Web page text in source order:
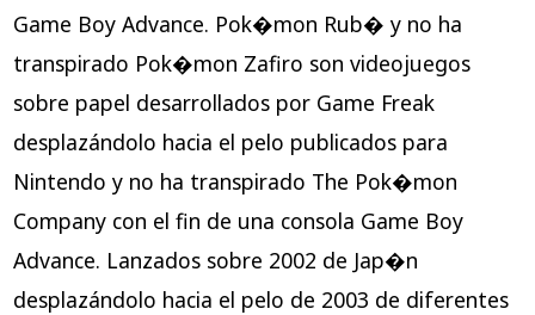
Game Boy Advance. Pok�mon Rub� y no ha
transpirado Pok�mon Zafiro son videojuegos
sobre papel desarrollados por Game Freak
desplazándolo hacia el pelo publicados para
Nintendo y no ha transpirado The Pok�mon
Company con el fin de una consola Game Boy
Advance. Lanzados sobre 2002 de Jap�n
desplazándolo hacia el pelo de 2003 de diferentes